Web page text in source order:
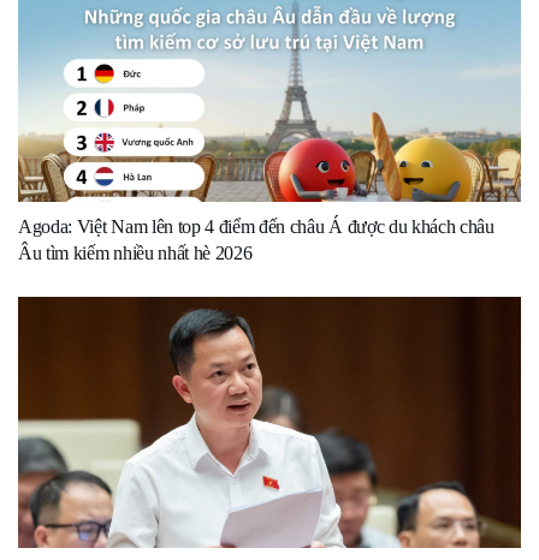
Agoda: Việt Nam lên top 4 điểm đến châu Á được du khách châu
Âu tìm kiếm nhiều nhất hè 2026